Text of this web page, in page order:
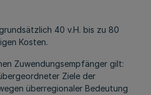
40 v.H. bis zu 80
Kosten.
Zuwendungsempfänger gilt:
Ziele der
überregionaler Bedeutung